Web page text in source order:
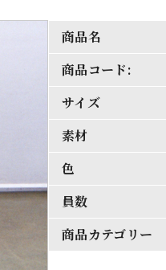
商品名
商品コード:
サイズ
素材
色
員数
商品カテゴリー